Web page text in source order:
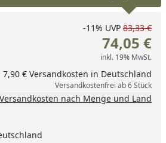
erhöhen
-11% UVP 83,33 €
74,05 €
inkl. 19% MwSt.
7,90 € Versandkosten in Deutschland
Versandkostenfrei ab 6 Stück
Versandkosten nach Menge und Land